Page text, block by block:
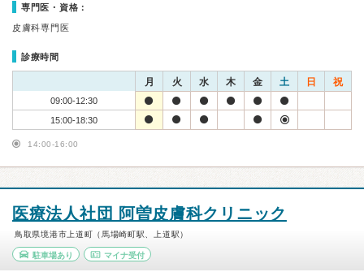
専門医・資格：
皮膚科専門医
診療時間
月 火 水 木 金 土 日 祝
09:00-12:30
15:00-18:30
14:00-16:00
医療法人社団 阿曽皮膚科クリニック
鳥取県境港市上道町（馬場崎町駅、上道駅）
駐車場あり マイナ受付